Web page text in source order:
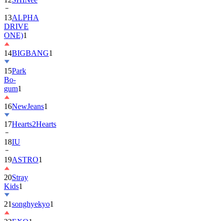
13ALPHA
DRIVE
ONE)1
14BIGBANG1
15Park
Bo-
gum1
16NewJeans1
17Hearts2Hearts
18IU
19ASTRO1
20Stray
Kids1
21songhyekyo1